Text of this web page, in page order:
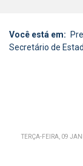
Você está em:
Secretário de
TERÇA-FEIRA, 09